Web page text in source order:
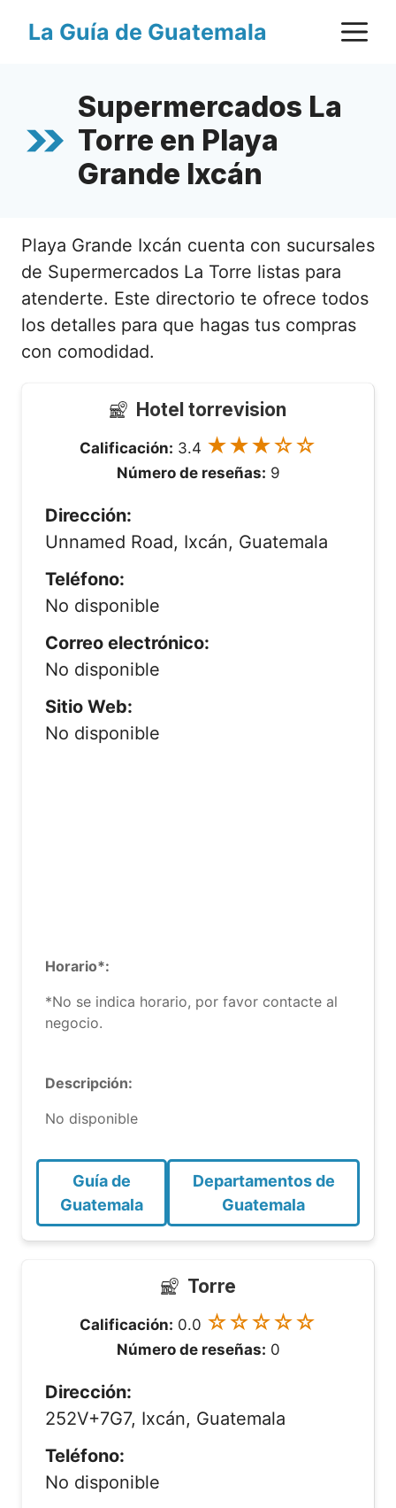
La Guía de Guatemala
Supermercados La
Torre en Playa
Grande Ixcán
Playa Grande Ixcán cuenta con sucursales
de Supermercados La Torre listas para
atenderte. Este directorio te ofrece todos
los detalles para que hagas tus compras
con comodidad.
Hotel torrevision
Calificación: 3.4 ★★★☆☆
Número de reseñas: 9
Dirección:
Unnamed Road, Ixcán, Guatemala
Teléfono:
No disponible
Correo electrónico:
No disponible
Sitio Web:
No disponible
Horario*:
*No se indica horario, por favor contacte al
negocio.
Descripción:
No disponible
Guía de
Guatemala
Departamentos de
Guatemala
Torre
Calificación: 0.0 ☆☆☆☆☆
Número de reseñas: 0
Dirección:
252V+7G7, Ixcán, Guatemala
Teléfono:
No disponible